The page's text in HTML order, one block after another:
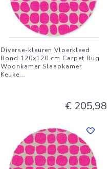
Diverse-kleuren Vloerkleed
Rond 120x120 cm Carpet Rug
Woonkamer Slaapkamer
Keuke...
€ 205,98